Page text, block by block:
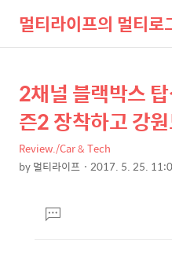
멀티라이프의 멀티로
상
세
컨
텐
본
문
제
목
2채널 블랙박스
즌2 장착하고 강
Review./Car & Tech
by멀티라이프 2017. 5. 25.
댓
글